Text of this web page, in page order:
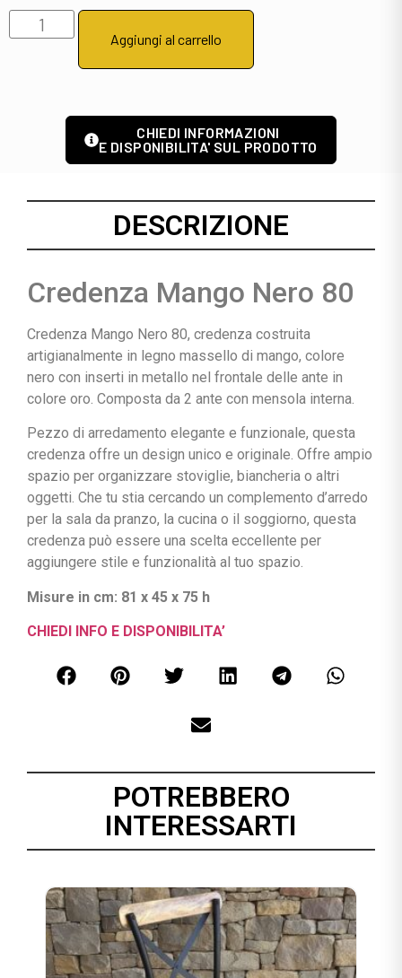
Aggiungi al carrello
CHIEDI INFORMAZIONI
E DISPONIBILITA' SUL PRODOTTO
DESCRIZIONE
Credenza Mango Nero 80
Credenza Mango Nero 80, credenza costruita
artigianalmente in legno massello di mango, colore
nero con inserti in metallo nel frontale delle ante in
colore oro. Composta da 2 ante con mensola interna.
Pezzo di arredamento elegante e funzionale, questa
credenza offre un design unico e originale. Offre ampio
spazio per organizzare stoviglie, biancheria o altri
oggetti. Che tu stia cercando un complemento d’arredo
per la sala da pranzo, la cucina o il soggiorno, questa
credenza può essere una scelta eccellente per
aggiungere stile e funzionalità al tuo spazio.
Misure in cm: 81 x 45 x 75 h
CHIEDI INFO E DISPONIBILITA’
POTREBBERO
INTERESSARTI